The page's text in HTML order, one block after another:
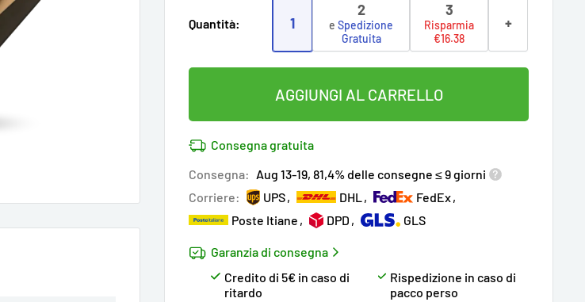
Quantità: 1
2
eSpedizione
Gratuita
3
Risparmia
€16.38
+
AGGIUNGI AL CARRELLO
Consegna gratuita
Consegna: Aug 13-19, 81,4% delle consegne ≤ 9 giorni
Corriere:
UPS DHL
FedEx
Poste Itiane
DPD GLS
Garanzia di consegna
Credito di 5€ in caso di
ritardo
Rispedizione in caso di
pacco perso